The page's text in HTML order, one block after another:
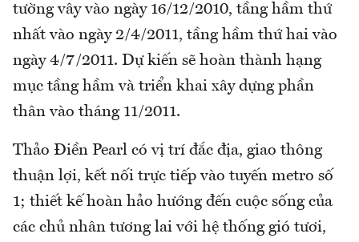
tường vây vào ngày 16/12/2010, tầng hầm thứ
nhất vào ngày 2/4/2011, tầng hầm thứ hai vào
ngày 4/7/2011. Dự kiến sẽ hoàn thành hạng
mục tầng hầm và triển khai xây dựng phần
thân vào tháng 11/2011.
Thảo Điền Pearl có vị trí đắc địa, giao thông
thuận lợi, kết nối trực tiếp vào tuyến metro số
1; thiết kế hoàn hảo hướng đến cuộc sống của
các chủ nhân tương lai với hệ thống gió tươi,